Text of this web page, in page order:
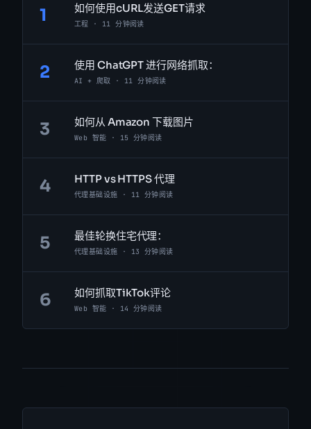
1 如何使用cURL发送GET请求
工程 · 11 分钟阅读
2 使用 ChatGPT 进行网络抓取：
AI + 爬取 · 11 分钟阅读
3 如何从 Amazon 下载图片
Web 智能 · 15 分钟阅读
4 HTTP vs HTTPS 代理
代理基础设施 · 11 分钟阅读
5 最佳轮换住宅代理：
代理基础设施 · 13 分钟阅读
6 如何抓取TikTok评论
Web 智能 · 14 分钟阅读